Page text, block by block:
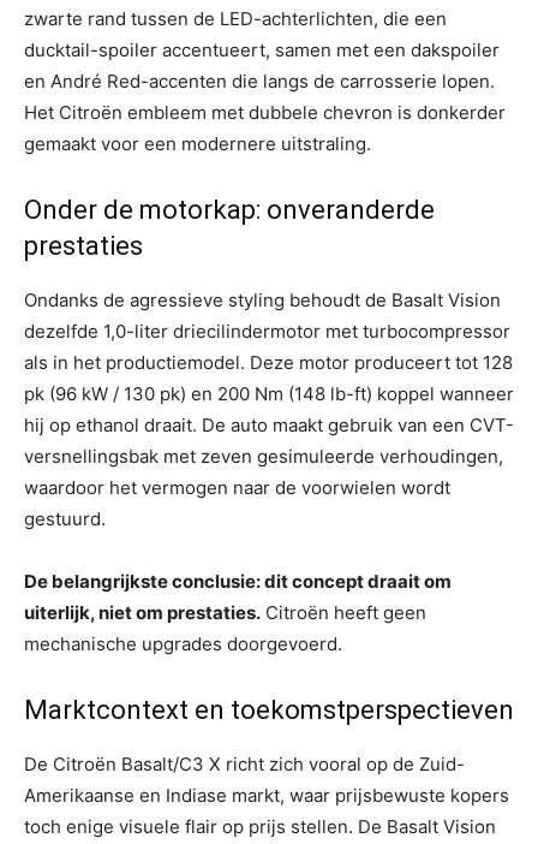
zwarte rand tussen de LED-achterlichten, die een
ducktail-spoiler accentueert, samen met een dakspoiler
en André Red-accenten die langs de carrosserie lopen.
Het Citroën embleem met dubbele chevron is donkerder
gemaakt voor een modernere uitstraling.
Onder de motorkap: onveranderde
prestaties
Ondanks de agressieve styling behoudt de Basalt Vision
dezelfde 1,0-liter driecilindermotor met turbocompressor
als in het productiemodel. Deze motor produceert tot 128
pk (96 kW / 130 pk) en 200 Nm (148 lb-ft) koppel wanneer
hij op ethanol draait. De auto maakt gebruik van een CVT-
versnellingsbak met zeven gesimuleerde verhoudingen,
waardoor het vermogen naar de voorwielen wordt
gestuurd.
De belangrijkste conclusie: dit concept draait om
uiterlijk, niet om prestaties. Citroën heeft geen
mechanische upgrades doorgevoerd.
Marktcontext en toekomstperspectieven
De Citroën Basalt/C3 X richt zich vooral op de Zuid-
Amerikaanse en Indiase markt, waar prijsbewuste kopers
toch enige visuele flair op prijs stellen. De Basalt Vision